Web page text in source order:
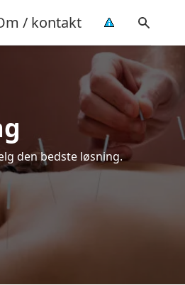
/ kontakt
den bedste løsning.